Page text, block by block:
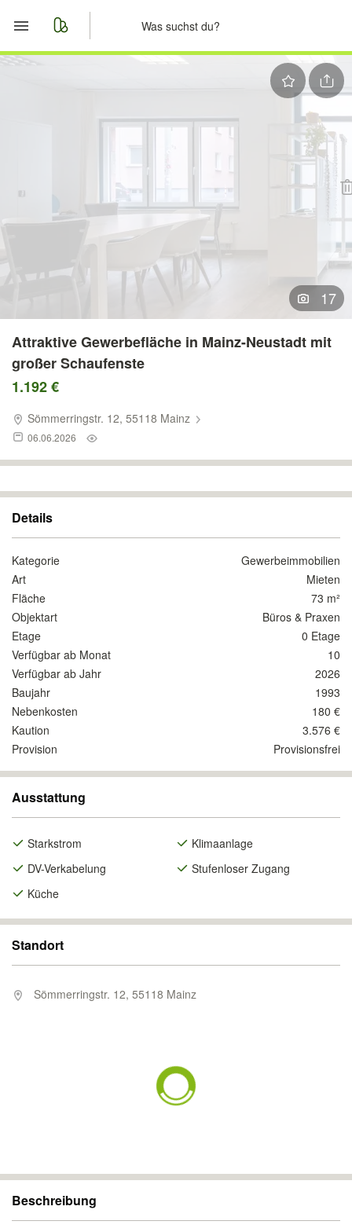
Anzeige aufgeben
17
Attraktive Gewerbefläche in Mainz-Neustadt mit
großer Schaufenste
1.192 €
Sömmerringstr. 12, 55118 Mainz
06.06.2026
Details
Kategorie
Gewerbeimmobilien
Art
Mieten
Fläche
73 m²
Objektart
Büros & Praxen
Etage
0 Etage
Verfügbar ab Monat
10
Verfügbar ab Jahr
2026
Baujahr
1993
Nebenkosten
180 €
Kaution
3.576 €
Provision
Provisionsfrei
Ausstattung
Starkstrom
Klimaanlage
DV-Verkabelung
Stufenloser Zugang
Küche
Standort
Sömmerringstr. 12, 55118 Mainz
Beschreibung